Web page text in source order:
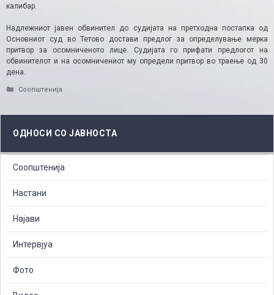
калибар.
Надлежниот јавен обвинител до судијата на претходна постапка од
Основниот суд во Тетово достави предлог за определување мерка
притвор за осомниченото лице. Судијата го прифати предлогот на
обвинителот и на осомничениот му определи притвор во траење од 30
дена.​
Categories
Соопштенија
ОДНОСИ СО ЈАВНОСТА
Соопштенија
Настани
Најави
Интервјуа
Фото